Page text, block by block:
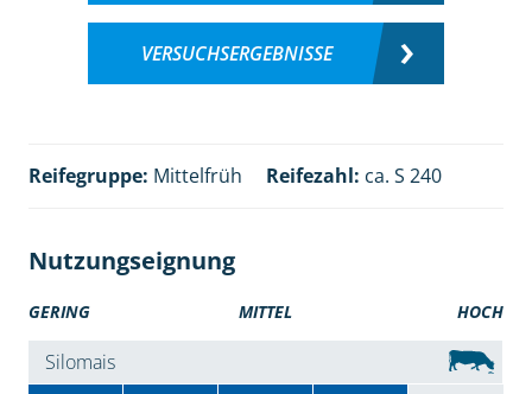
VERSUCHSERGEBNISSE
Reifegruppe: Mittelfrüh Reifezahl: ca. S 240
Nutzungseignung
GERING MITTEL HOCH
Silomais